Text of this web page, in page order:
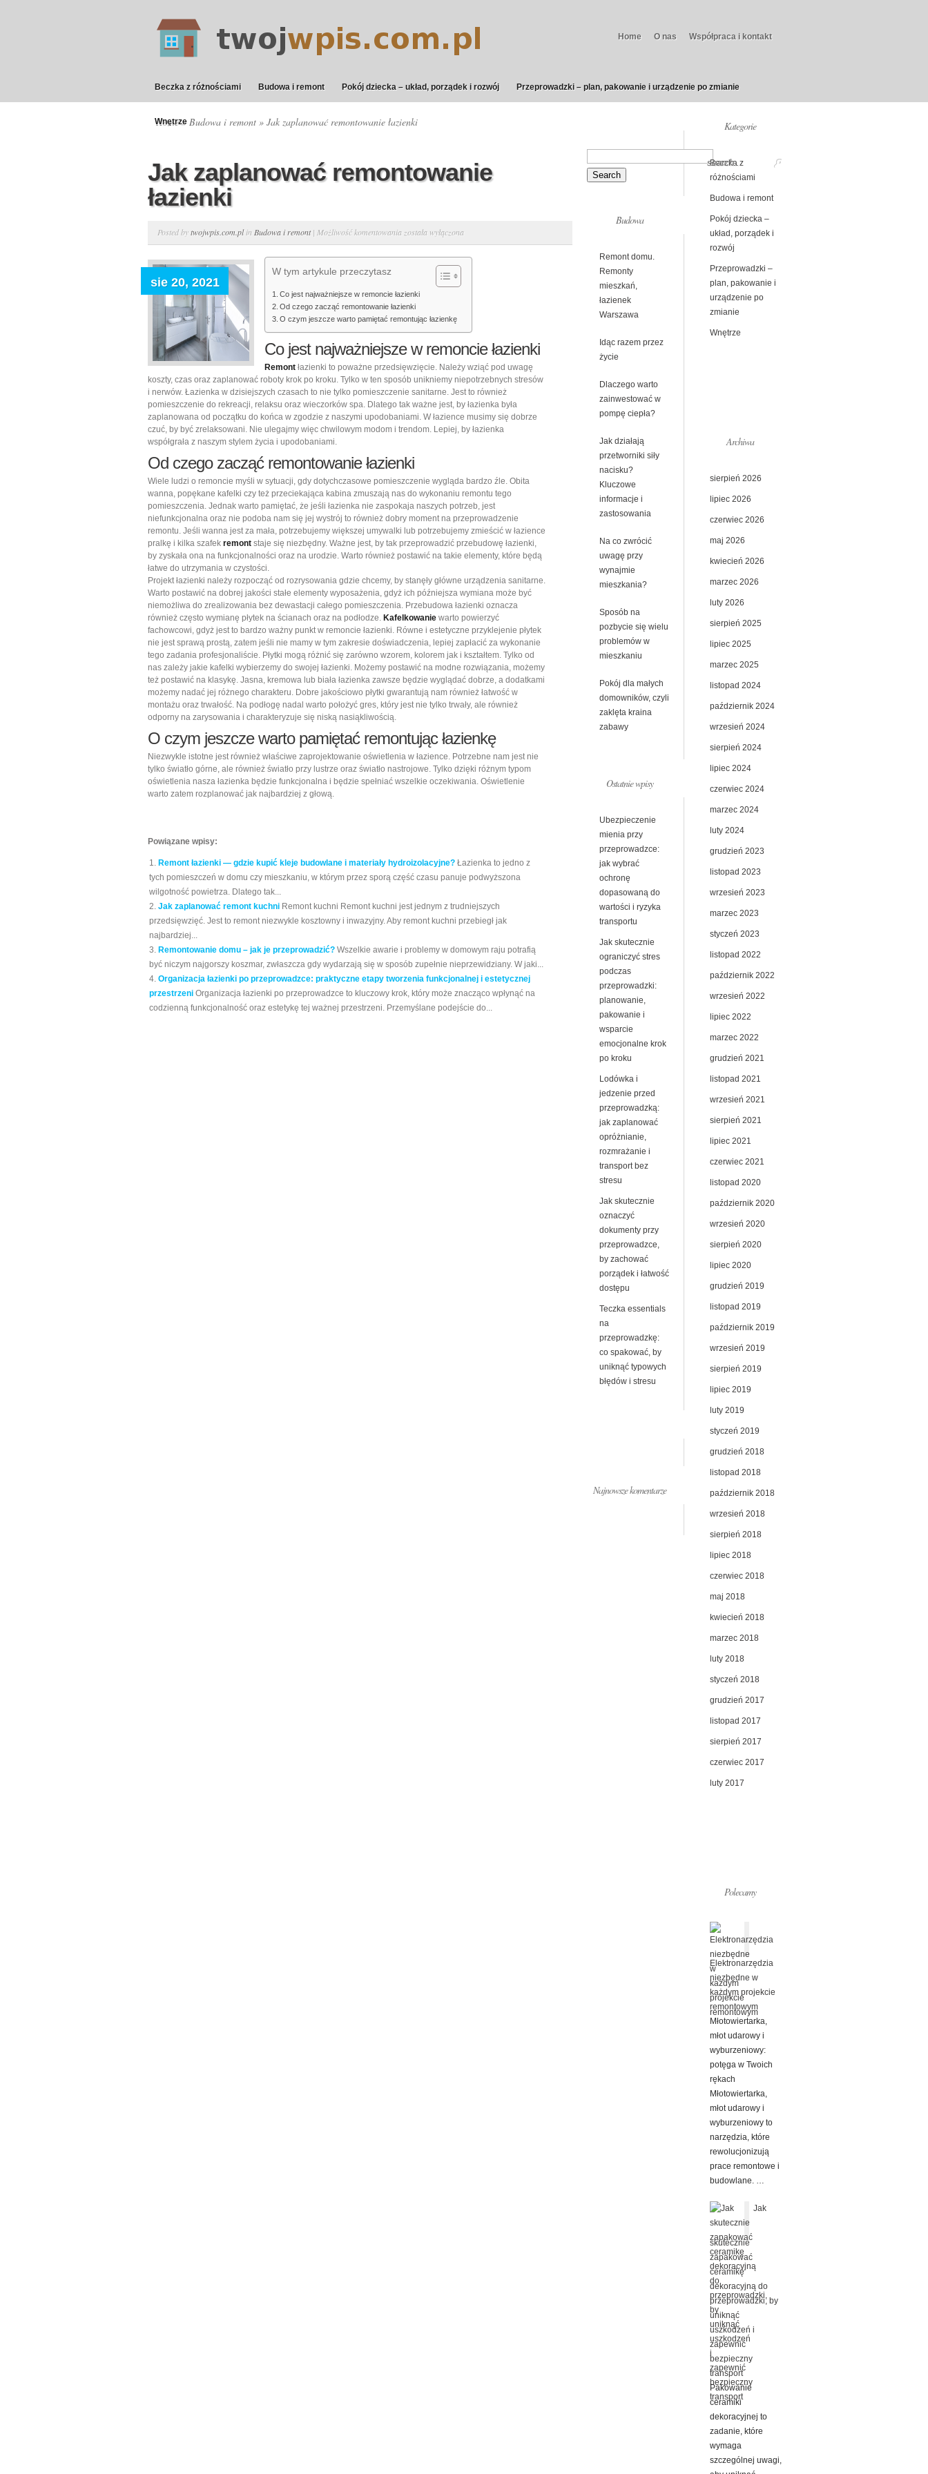
Home O nas Współpraca i kontakt
Beczka z różnościami Budowa i remont Pokój dziecka – układ, porządek i rozwój Przeprowadzki – plan, pakowanie i urządzenie po zmianie
Wnętrze
Home»Budowa i remont » Jak zaplanować remontowanie łazienki
Jak zaplanować remontowanie
łazienki
Posted bytwojwpis.com.plin Budowa i remont| Możliwość komentowania Jak
zaplanować
remontowanie
została wyłączona
sie 20, 2021
W tym artykule przeczytasz
Co jest najważniejsze w remoncie łazienki
Od czego zacząć remontowanie łazienki
O czym jeszcze warto pamiętać remontując łazienkę
Co jest najważniejsze w remoncie łazienki
Remont łazienki to poważne przedsięwzięcie. Należy wziąć pod uwagę
koszty, czas oraz zaplanować roboty krok po kroku. Tylko w ten sposób unikniemy niepotrzebnych stresów
i nerwów. Łazienka w dzisiejszych czasach to nie tylko pomieszczenie sanitarne. Jest to również
pomieszczenie do rekreacji, relaksu oraz wieczorków spa. Dlatego tak ważne jest, by łazienka była
zaplanowana od początku do końca w zgodzie z naszymi upodobaniami. W łazience musimy się dobrze
czuć, by być zrelaksowani. Nie ulegajmy więc chwilowym modom i trendom. Lepiej, by łazienka
współgrała z naszym stylem życia i upodobaniami.
Od czego zacząć remontowanie łazienki
Wiele ludzi o remoncie myśli w sytuacji, gdy dotychczasowe pomieszczenie wygląda bardzo źle. Obita
wanna, popękane kafelki czy też przeciekająca kabina zmuszają nas do wykonaniu remontu tego
pomieszczenia. Jednak warto pamiętać, że jeśli łazienka nie zaspokaja naszych potrzeb, jest
niefunkcjonalna oraz nie podoba nam się jej wystrój to również dobry moment na przeprowadzenie
remontu. Jeśli wanna jest za mała, potrzebujemy większej umywalki lub potrzebujemy zmieścić w łazience
pralkę i kilka szafek remont staje się niezbędny. Ważne jest, by tak przeprowadzić przebudowę łazienki,
by zyskała ona na funkcjonalności oraz na urodzie. Warto również postawić na takie elementy, które będą
łatwe do utrzymania w czystości.
Projekt łazienki należy rozpocząć od rozrysowania gdzie chcemy, by stanęły główne urządzenia sanitarne.
Warto postawić na dobrej jakości stałe elementy wyposażenia, gdyż ich późniejsza wymiana może być
niemożliwa do zrealizowania bez dewastacji całego pomieszczenia. Przebudowa łazienki oznacza
również często wymianę płytek na ścianach oraz na podłodze. Kafelkowanie warto powierzyć
fachowcowi, gdyż jest to bardzo ważny punkt w remoncie łazienki. Równe i estetyczne przyklejenie płytek
nie jest sprawą prostą, zatem jeśli nie mamy w tym zakresie doświadczenia, lepiej zapłacić za wykonanie
tego zadania profesjonaliście. Płytki mogą różnić się zarówno wzorem, kolorem jak i kształtem. Tylko od
nas zależy jakie kafelki wybierzemy do swojej łazienki. Możemy postawić na modne rozwiązania, możemy
też postawić na klasykę. Jasna, kremowa lub biała łazienka zawsze będzie wyglądać dobrze, a dodatkami
możemy nadać jej różnego charakteru. Dobre jakościowo płytki gwarantują nam również łatwość w
montażu oraz trwałość. Na podłogę nadal warto położyć gres, który jest nie tylko trwały, ale również
odporny na zarysowania i charakteryzuje się niską nasiąkliwością.
O czym jeszcze warto pamiętać remontując łazienkę
Niezwykle istotne jest również właściwe zaprojektowanie oświetlenia w łazience. Potrzebne nam jest nie
tylko światło górne, ale również światło przy lustrze oraz światło nastrojowe. Tylko dzięki różnym typom
oświetlenia nasza łazienka będzie funkcjonalna i będzie spełniać wszelkie oczekiwania. Oświetlenie
warto zatem rozplanować jak najbardziej z głową.
Powiązane wpisy:
Remont łazienki — gdzie kupić kleje budowlane i materiały hydroizolacyjne? Łazienka to jedno z
tych pomieszczeń w domu czy mieszkaniu, w którym przez sporą część czasu panuje podwyższona
wilgotność powietrza. Dlatego tak...
Jak zaplanować remont kuchni Remont kuchni Remont kuchni jest jednym z trudniejszych
przedsięwzięć. Jest to remont niezwykle kosztowny i inwazyjny. Aby remont kuchni przebiegł jak
najbardziej...
Remontowanie domu – jak je przeprowadzić? Wszelkie awarie i problemy w domowym raju potrafią
być niczym najgorszy koszmar, zwłaszcza gdy wydarzają się w sposób zupełnie nieprzewidziany. W jaki...
Organizacja łazienki po przeprowadzce: praktyczne etapy tworzenia funkcjonalnej i estetycznej
przestrzeni Organizacja łazienki po przeprowadzce to kluczowy krok, który może znacząco wpłynąć na
codzienną funkcjonalność oraz estetykę tej ważnej przestrzeni. Przemyślane podejście do...
Budowa
Remont domu.
Remonty
mieszkań,
łazienek
Warszawa
Idąc razem przez
życie
Dlaczego warto
zainwestować w
pompę ciepła?
Jak działają
przetworniki siły
nacisku?
Kluczowe
informacje i
zastosowania
Na co zwrócić
uwagę przy
wynajmie
mieszkania?
Sposób na
pozbycie się wielu
problemów w
mieszkaniu
Pokój dla małych
domowników, czyli
zaklęta kraina
zabawy
Ostatnie wpisy
Ubezpieczenie
mienia przy
przeprowadzce:
jak wybrać
ochronę
dopasowaną do
wartości i ryzyka
transportu
Jak skutecznie
ograniczyć stres
podczas
przeprowadzki:
planowanie,
pakowanie i
wsparcie
emocjonalne krok
po kroku
Lodówka i
jedzenie przed
przeprowadzką:
jak zaplanować
opróżnianie,
rozmrażanie i
transport bez
stresu
Jak skutecznie
oznaczyć
dokumenty przy
przeprowadzce,
by zachować
porządek i łatwość
dostępu
Teczka essentials
na
przeprowadzkę:
co spakować, by
uniknąć typowych
błędów i stresu
Najnowsze komentarze
Kategorie
Beczka z
różnościami
Budowa i remont
Pokój dziecka –
układ, porządek i
rozwój
Przeprowadzki –
plan, pakowanie i
urządzenie po
zmianie
Wnętrze
Archiwa
sierpień 2026
lipiec 2026
czerwiec 2026
maj 2026
kwiecień 2026
marzec 2026
luty 2026
sierpień 2025
lipiec 2025
marzec 2025
listopad 2024
październik 2024
wrzesień 2024
sierpień 2024
lipiec 2024
czerwiec 2024
marzec 2024
luty 2024
grudzień 2023
listopad 2023
wrzesień 2023
marzec 2023
styczeń 2023
listopad 2022
październik 2022
wrzesień 2022
lipiec 2022
marzec 2022
grudzień 2021
listopad 2021
wrzesień 2021
sierpień 2021
lipiec 2021
czerwiec 2021
listopad 2020
październik 2020
wrzesień 2020
sierpień 2020
lipiec 2020
grudzień 2019
listopad 2019
październik 2019
wrzesień 2019
sierpień 2019
lipiec 2019
luty 2019
styczeń 2019
grudzień 2018
listopad 2018
październik 2018
wrzesień 2018
sierpień 2018
lipiec 2018
czerwiec 2018
maj 2018
kwiecień 2018
marzec 2018
luty 2018
styczeń 2018
grudzień 2017
listopad 2017
sierpień 2017
czerwiec 2017
luty 2017
Polecamy
Elektronarzędzia
niezbędne w
każdym projekcie
remontowym
Młotowiertarka,
młot udarowy i
wyburzeniowy:
potęga w Twoich
rękach
Młotowiertarka,
młot udarowy i
wyburzeniowy to
narzędzia, które
rewolucjonizują
prace remontowe i
budowlane. …
Jak
skutecznie
zapakować
ceramikę
dekoracyjną do
przeprowadzki, by
uniknąć
uszkodzeń i
zapewnić
bezpieczny
transport
Pakowanie
ceramiki
dekoracyjnej to
zadanie, które
wymaga
szczególnej uwagi,